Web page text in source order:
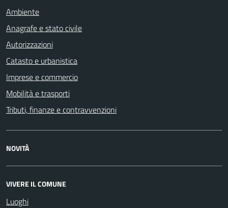
Ambiente
Anagrafe e stato civile
Autorizzazioni
Catasto e urbanistica
Imprese e commercio
Mobilità e trasporti
Tributi, finanze e contravvenzioni
NOVITÀ
VIVERE IL COMUNE
Luoghi